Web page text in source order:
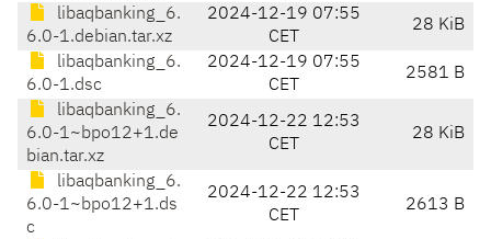
libaqbanking_6.
6.0-1.debian.tar.xz
2024-12-19 07:55
CET
28 KiB
libaqbanking_6.
6.0-1.dsc
2024-12-19 07:55
CET
2581 B
libaqbanking_6.
6.0-1~bpo12+1.de
bian.tar.xz
2024-12-22 12:53
CET
28 KiB
libaqbanking_6.
6.0-1~bpo12+1.ds
c
2024-12-22 12:53
CET
2613 B